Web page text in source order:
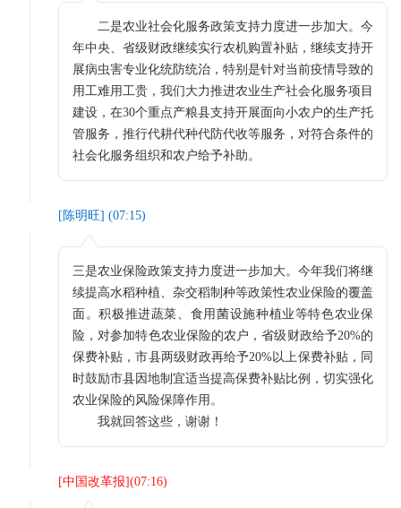
二是农业社会化服务政策支持力度进一步加大。今
年中央、省级财政继续实行农机购置补贴，继续支持开
展病虫害专业化统防统治，特别是针对当前疫情导致的
用工难用工贵，我们大力推进农业生产社会化服务项目
建设，在30个重点产粮县支持开展面向小农户的生产托
管服务，推行代耕代种代防代收等服务，对符合条件的
社会化服务组织和农户给予补助。
[ 陈明旺] (07:15)
三是农业保险政策支持力度进一步加大。今年我们将继
续提高水稻种植、杂交稻制种等政策性农业保险的覆盖
面。积极推进蔬菜、食用菌设施种植业等特色农业保
险，对参加特色农业保险的农户，省级财政给予20%的
保费补贴，市县两级财政再给予20%以上保费补贴，同
时鼓励市县因地制宜适当提高保费补贴比例，切实强化
农业保险的风险保障作用。
我就回答这些，谢谢！
[中国改革报](07:16)